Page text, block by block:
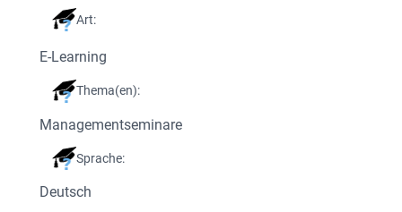
Art:
E-Learning
Thema(en):
Managementseminare
Sprache:
Deutsch